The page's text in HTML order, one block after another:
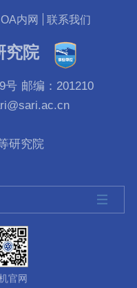
OA内网 联系我们
究院
号 邮编：201210
研究院
官网